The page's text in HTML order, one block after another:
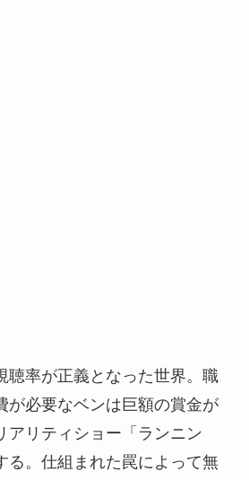
聴率が正義となった世界。職
が必要なベンは巨額の賞金が
アリティショー「ランニン
る。仕組まれた罠によって無